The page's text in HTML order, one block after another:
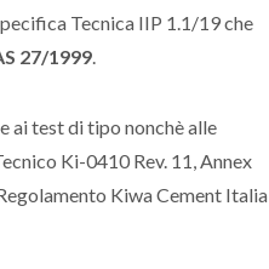
Tecnica IIP 1.1/19 che
27/1999.
ai test di tipo nonchè alle
Ki-0410 Rev. 11, Annex
Kiwa Cement Italia